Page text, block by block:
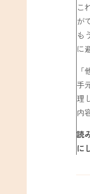
こ
が
も
に
手
理
内
読
に